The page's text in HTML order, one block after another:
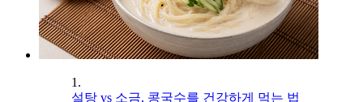
1.
설탕 vs 소금, 콩국수를 건강하게 먹는 법